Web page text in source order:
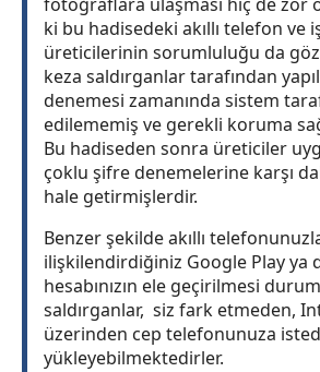
ki bu hadisedeki akıllı telefon ve
üreticilerinin sorumluluğu da göz
keza saldırganlar tarafından
denemesi zamanında sistem
edilememiş ve gerekli koruma
Bu hadiseden sonra üreticiler
çoklu şifre denemelerine karşı
hale getirmişlerdir.
Benzer şekilde akıllı
ilişkilendirdiğiniz Google Play ya
hesabınızın ele geçirilmesi
saldırganlar, siz fark etmeden,
üzerinden cep telefonunuza
yükleyebilmektedirler.